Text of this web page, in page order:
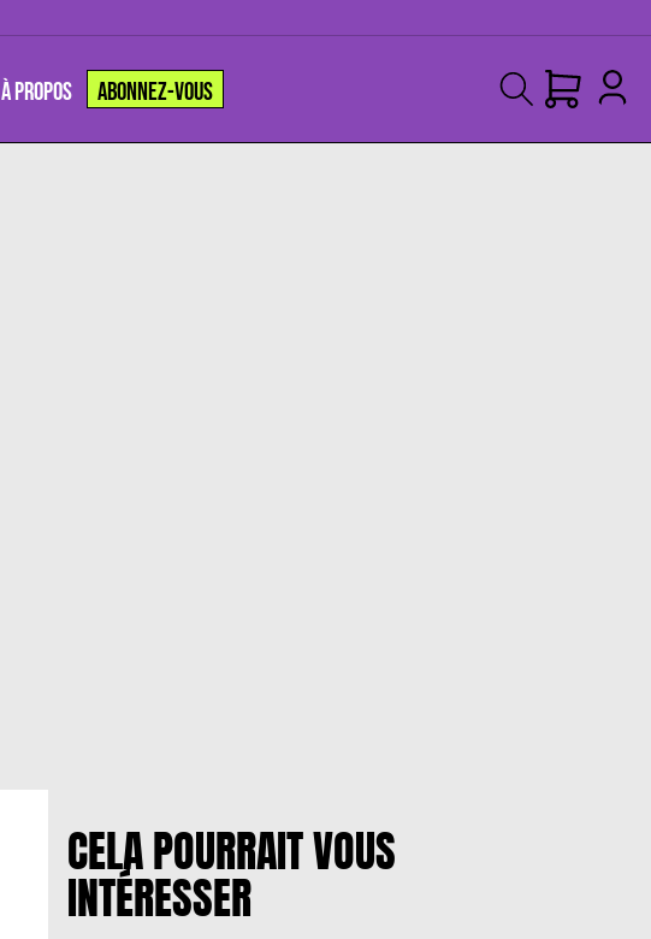
À PROPOS ABONNEZ-VOUS
CELA POURRAIT VOUS
INTÉRESSER